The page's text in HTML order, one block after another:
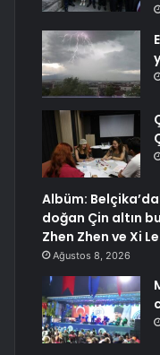
Albüm:
doğan Çin altın
Zhen Zhen ve Xi
Ağustos 8, 2026